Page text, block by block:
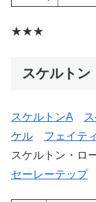
★★★
スケルトン
スケルトンA
ケル
フェイテ
スケルトン・ロ
セーレーテップ